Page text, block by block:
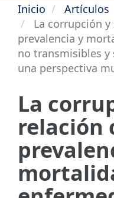
Inicio
Artículos
La corrupción
prevalencia y
no transmisibles y
una perspectiva
La
relación